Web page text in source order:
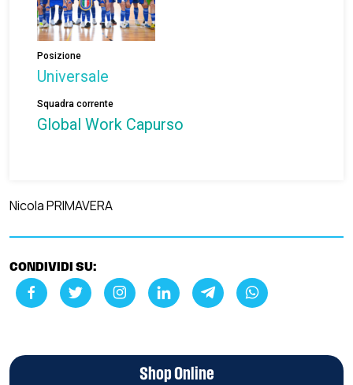
Posizione
Universale
Squadra corrente
Global Work Capurso
Nicola PRIMAVERA
CONDIVIDI SU:
Shop Online